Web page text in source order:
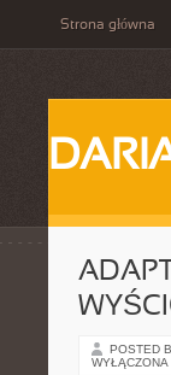
Strona główna
POSTED
WYŁĄCZONA